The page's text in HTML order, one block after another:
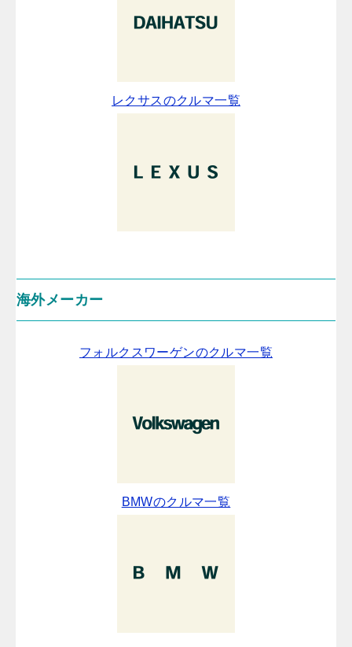
レクサスのクルマ一覧
海外メーカー
フォルクスワーゲンのクルマ一覧
BMWのクルマ一覧